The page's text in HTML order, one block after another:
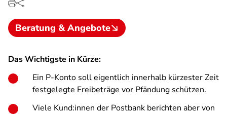
Beratung & Angebote
Das Wichtigste in Kürze:
Ein P-Konto soll eigentlich innerhalb kürzester Zeit
festgelegte Freibeträge vor Pfändung schützen.
Viele Kund:innen der Postbank berichten aber von